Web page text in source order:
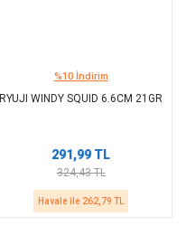
%10 İndirim
RYUJI WINDY SQUID 6.6CM 21GR
291,99 TL
324,43 TL
Havale ile 262,79 TL